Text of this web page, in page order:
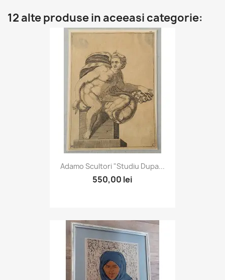
12 alte produse in aceeasi categorie:
Adamo Scultori "Studiu Dupa...
550,00 lei